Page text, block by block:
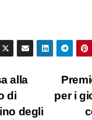
per i
alla
di
degli